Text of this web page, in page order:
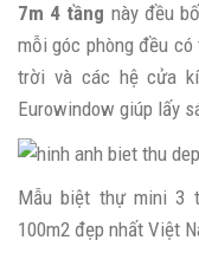
7m 4 tầng này đều
mỗi góc phòng đều
trời và các hệ cửa
Eurowindow giúp lấy
Mẫu biệt thự mini 3
100m2 đẹp nhất Việt